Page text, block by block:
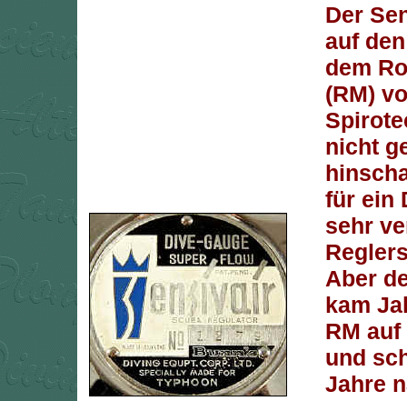
Der
auf
dem
(RM)
nicht
für ein
sehr
Aber
kam
RM
und
Jahre